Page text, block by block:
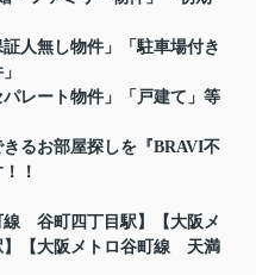
人無し物件」「駐車場付き
パレート物件」「戸建て」等
るお部屋探しを『BRAVI不
！
線 谷町四丁目駅】【大阪メ
【大阪メトロ谷町線 天満